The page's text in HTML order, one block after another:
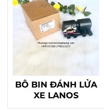
BÔ BIN ĐÁNH LỬA
XE LANOS